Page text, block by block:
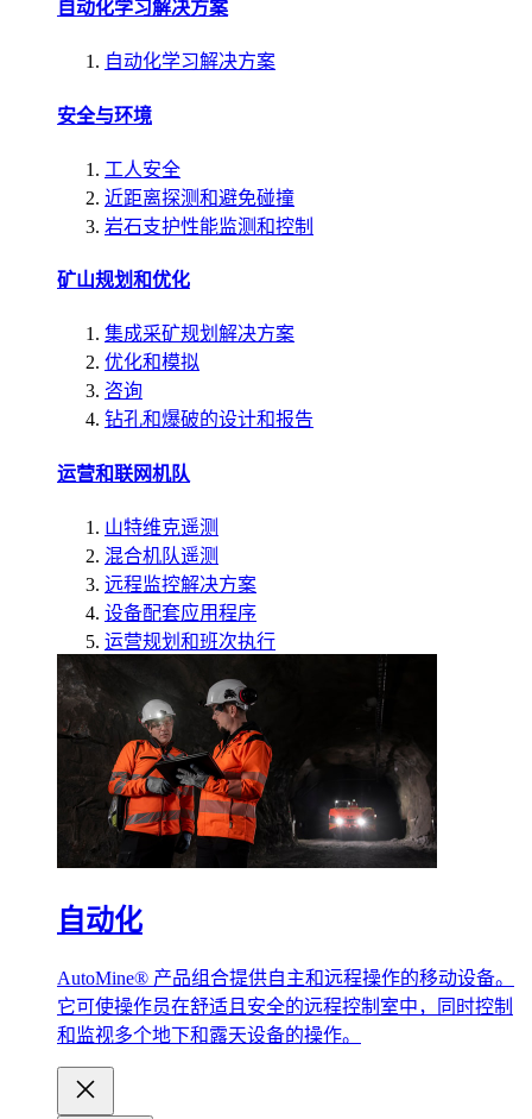
自动化学习解决方案
自动化学习解决方案
安全与环境
工人安全
近距离探测和避免碰撞
岩石支护性能监测和控制
矿山规划和优化
集成采矿规划解决方案
优化和模拟
咨询
钻孔和爆破的设计和报告
运营和联网机队
山特维克遥测
混合机队遥测
远程监控解决方案
设备配套应用程序
运营规划和班次执行
自动化
AutoMine® 产品组合提供自主和远程操作的移动设备。
它可使操作员在舒适且安全的远程控制室中，同时控制
和监视多个地下和露天设备的操作。